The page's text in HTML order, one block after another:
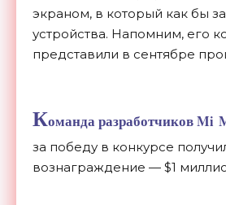
экраном, в который как бы
устройства. Напомним, его
представили в сентябре
Команда разработчиков Mi
за победу в конкурсе
вознаграждение — $1